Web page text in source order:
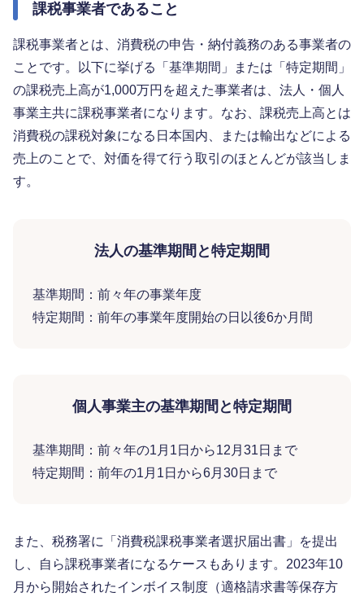
課税事業者であること
課税事業者とは、消費税の申告・納付義務のある事業者の
ことです。以下に挙げる「基準期間」または「特定期間」
の課税売上高が1,000万円を超えた事業者は、法人・個人
事業主共に課税事業者になります。なお、課税売上高とは
消費税の課税対象になる日本国内、または輸出などによる
売上のことで、対価を得て行う取引のほとんどが該当しま
す。
法人の基準期間と特定期間
基準期間：前々年の事業年度
特定期間：前年の事業年度開始の日以後6か月間
個人事業主の基準期間と特定期間
基準期間：前々年の1月1日から12月31日まで
特定期間：前年の1月1日から6月30日まで
また、税務署に「消費税課税事業者選択届出書」を提出
し、自ら課税事業者になるケースもあります。2023年10
月から開始されたインボイス制度（適格請求書等保存方